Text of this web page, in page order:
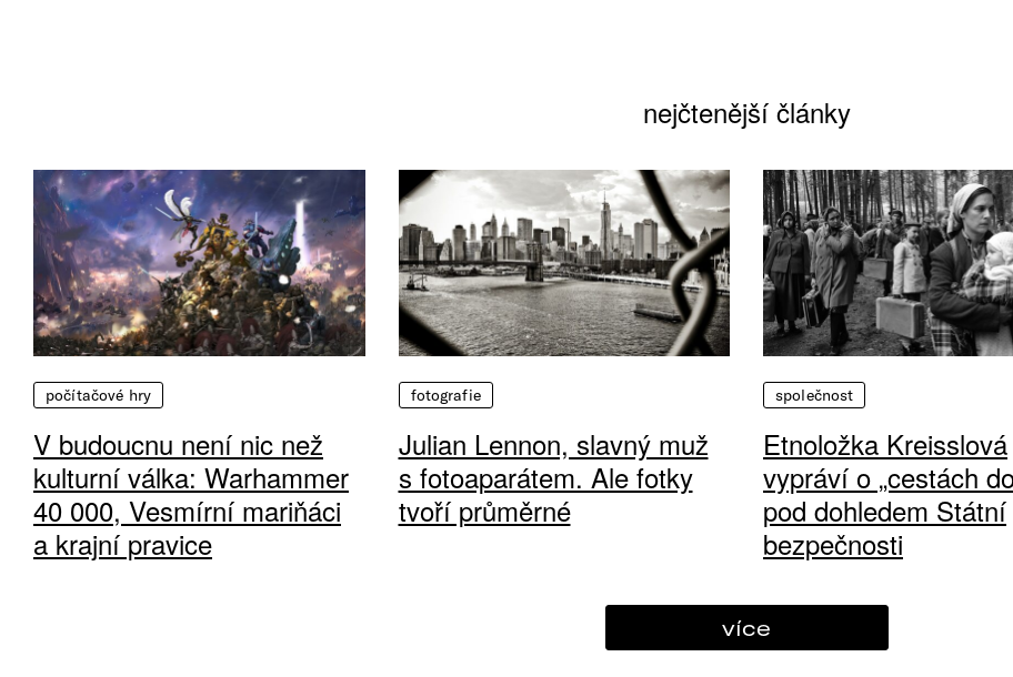
nejčtenější články
počítačové hry
V budoucnu není nic než
kulturní válka: Warhammer
40 000, Vesmírní mariňáci
a krajní pravice
fotografie
Julian Lennon, slavný muž
s fotoaparátem. Ale fotky
tvoří průměrné
společnost
Etnoložka Kreisslová
vypráví o „cestách
pod dohledem Státní
bezpečnosti
více